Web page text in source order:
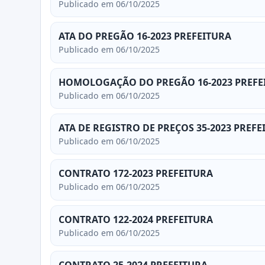
Publicado em 06/10/2025
ATA DO PREGÃO 16-2023 PREFEITURA
Publicado em 06/10/2025
HOMOLOGAÇÃO DO PREGÃO 16-2023
Publicado em 06/10/2025
ATA DE REGISTRO DE PREÇOS 35-2023
Publicado em 06/10/2025
CONTRATO 172-2023 PREFEITURA
Publicado em 06/10/2025
CONTRATO 122-2024 PREFEITURA
Publicado em 06/10/2025